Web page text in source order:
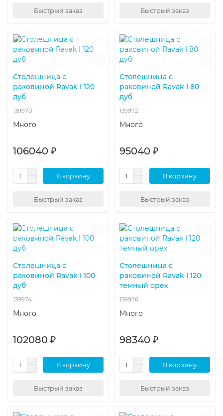
Быстрый заказ Быстрый заказ
Столешница с
раковиной Ravak I 120
дуб
139970
Много
106040 ₽
В корзину
Быстрый заказ
Столешница с
раковиной Ravak I 80
дуб
139972
Много
95040 ₽
В корзину
Быстрый заказ
Столешница с
раковиной Ravak I 100
дуб
139974
Много
102080 ₽
В корзину
Быстрый заказ
Столешница с
раковиной Ravak I 120
темный орех
139976
Много
98340 ₽
В корзину
Быстрый заказ